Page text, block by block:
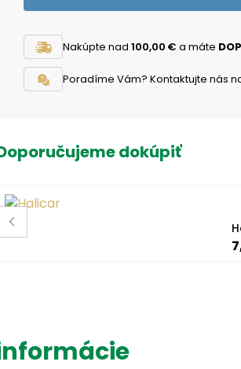
Nakúpte nad 100,00 € a máte
Poradíme Vám? Kontaktujte nás
dokúpiť